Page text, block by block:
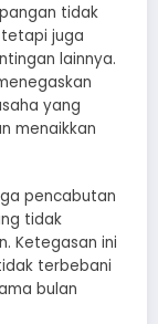
tidak
juga
lainnya.
yang
menaikkan
pencabutan
tidak
Ketegasan ini
terbebani
bulan